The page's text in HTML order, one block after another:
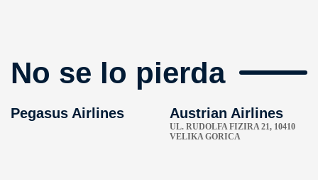
No se lo pierda
Pegasus Airlines Austrian Airlines
UL. RUDOLFA FIZIRA 21, 10410
VELIKA GORICA